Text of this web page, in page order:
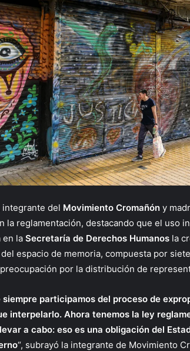
integrante del Movimiento Cromañón y
la reglamentación, destacando que el uso
en la Secretaría de Derechos Humanos la
espacio de memoria, compuesta por
por la distribución de
siempre participamos del proceso de
interpelarlo. Ahora tenemos la ley
a cabo: eso es una obligación del
“, subrayó la integrante de Movimiento